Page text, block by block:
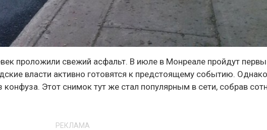
проложили свежий асфальт. В июле в Монреале пройдут
власти активно готовятся к предстоящему событию.
Этот снимок тут же стал популярным в сети, собрав
РЕКЛАМА